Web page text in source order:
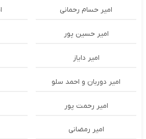
امیر حسام رحمانی
امیر حسین پور
امیر دایاز
امیر دوربان و احمد سلو
امیر رحمت پور
امیر رمضانی